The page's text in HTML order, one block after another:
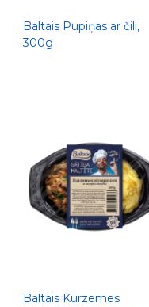
Baltais Pupiņas ar čili,
300g
Baltais Kurzemes